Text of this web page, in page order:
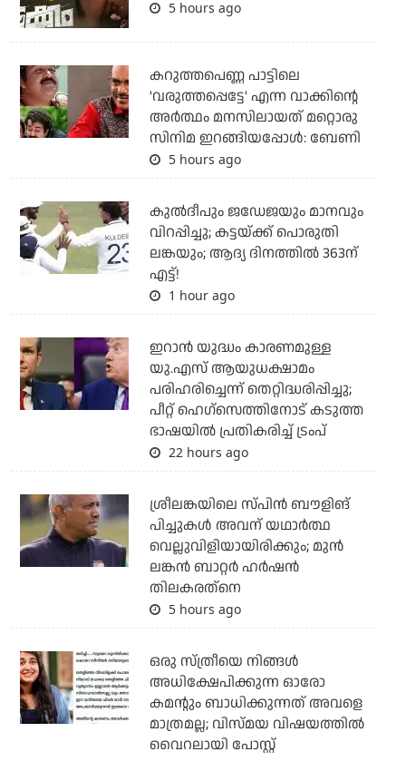
5 hours ago
കറുത്തപെണ്ണ പാട്ടിലെ
'വരുത്തപ്പെട്ടേ' എന്ന വാക്കിന്റെ
അർത്ഥം മനസിലായത് മറ്റൊരു
സിനിമ ഇറങ്ങിയപ്പോൾ: ബേണി
5 hours ago
കുല്‍ദീപും ജഡേജയും മാനവും
വിറപ്പിച്ചു; കട്ടയ്ക്ക് പൊരുതി
ലങ്കയും; ആദ്യ ദിനത്തില്‍ 363ന്
എട്ട്!
1 hour ago
ഇറാന്‍ യുദ്ധം കാരണമുള്ള
യു.എസ് ആയുധക്ഷാമം
പരിഹരിച്ചെന്ന് തെറ്റിദ്ധരിപ്പിച്ചു;
പീറ്റ് ഹെഗ്‌സെത്തിനോട് കടുത്ത
ഭാഷയില്‍ പ്രതികരിച്ച് ട്രംപ്
22 hours ago
ശ്രീലങ്കയിലെ സ്പിന്‍ ബൗളിങ്
പിച്ചുകള്‍ അവന് യഥാര്‍ത്ഥ
വെല്ലുവിളിയായിരിക്കും; മുന്‍
ലങ്കന്‍ ബാറ്റര്‍ ഹര്‍ഷന്‍
തിലകരത്‌നെ
5 hours ago
ഒരു സ്ത്രീയെ നിങ്ങള്‍
അധിക്ഷേപിക്കുന്ന ഓരോ
കമന്റും ബാധിക്കുന്നത് അവളെ
മാത്രമല്ല; വിസ്മയ വിഷയത്തില്‍
വൈറലായി പോസ്റ്റ്